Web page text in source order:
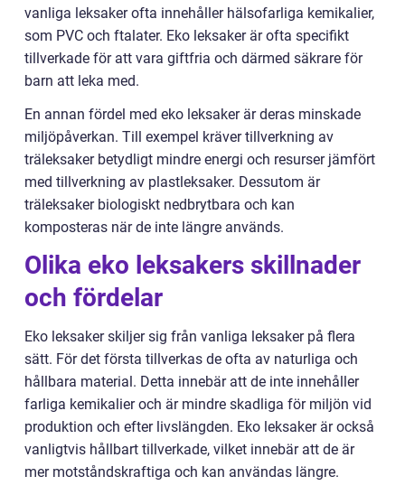
vanliga leksaker ofta innehåller hälsofarliga kemikalier,
som PVC och ftalater. Eko leksaker är ofta specifikt
tillverkade för att vara giftfria och därmed säkrare för
barn att leka med.
En annan fördel med eko leksaker är deras minskade
miljöpåverkan. Till exempel kräver tillverkning av
träleksaker betydligt mindre energi och resurser jämfört
med tillverkning av plastleksaker. Dessutom är
träleksaker biologiskt nedbrytbara och kan
komposteras när de inte längre används.
Olika eko leksakers skillnader
och fördelar
Eko leksaker skiljer sig från vanliga leksaker på flera
sätt. För det första tillverkas de ofta av naturliga och
hållbara material. Detta innebär att de inte innehåller
farliga kemikalier och är mindre skadliga för miljön vid
produktion och efter livslängden. Eko leksaker är också
vanligtvis hållbart tillverkade, vilket innebär att de är
mer motståndskraftiga och kan användas längre.